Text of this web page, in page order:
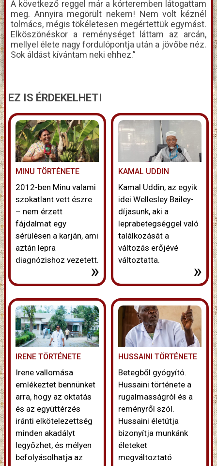
A következő reggel már a kórteremben látogattam
meg. Annyira megörült nekem! Nem volt kéznél
tolmács, mégis tökéletesen megértettük egymást.
Elköszönéskor a reménységet láttam az arcán,
mellyel élete nagy fordulópontja után a jövőbe néz.
Sok áldást kívántam neki ehhez.”
EZ IS ÉRDEKELHETI
MINU TÖRTÉNETE
2012-ben Minu valami
szokatlant vett észre
– nem érzett
fájdalmat egy
sérülésen a karján, ami
aztán lepra
diagnózishoz vezetett.
»
KAMAL UDDIN
Kamal Uddin, az egyik
idei Wellesley Bailey-
díjasunk, aki a
leprabetegséggel való
találkozását a
változás erőjévé
változtatta.
»
IRENE TÖRTÉNETE
Irene vallomása
emlékeztet bennünket
arra, hogy az oktatás
és az együttérzés
iránti elkötelezettség
minden akadályt
legyőzhet, és mélyen
befolyásolhatja az
HUSSAINI TÖRTÉNETE
Betegből gyógyító.
Hussaini története a
rugalmasságról és a
reményről szól.
Hussaini életútja
bizonyítja munkánk
életeket
megváltoztató